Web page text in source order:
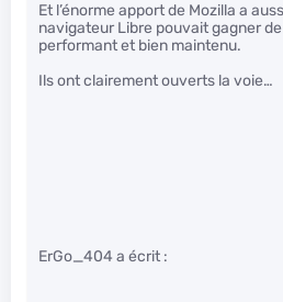
Et l’énorme apport de Mozilla a
navigateur Libre pouvait gagner de
performant et bien maintenu.
Ils ont clairement ouverts la voie…
ErGo_404 a écrit :